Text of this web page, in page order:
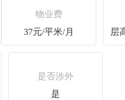
物业费
37元/平米/月
层
是否涉外
是